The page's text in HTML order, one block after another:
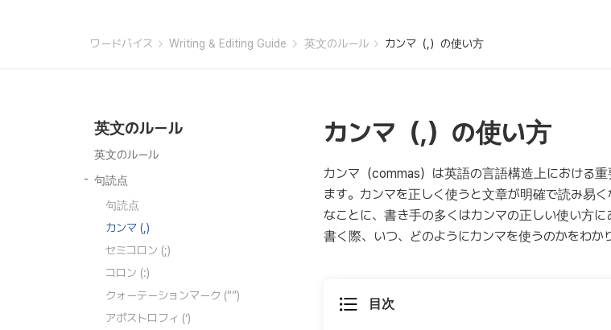
ワードバイス Writing & Editing Guide 英文のルール カンマ（,）の使い方
英文のルール
英文のルール
句読点
句読点
カンマ (,)
セミコロン (;)
コロン (:)
クォーテーションマーク (“”)
アポストロフィ (‘)
カンマ（,）の使い方
カンマ（commas）は英語の言語構造上における
ます。カンマを正しく使うと文章が明確で読み易
なことに、書き手の多くはカンマの正しい使い方
書く際、いつ、どのようにカンマを使うのかをわか
目次